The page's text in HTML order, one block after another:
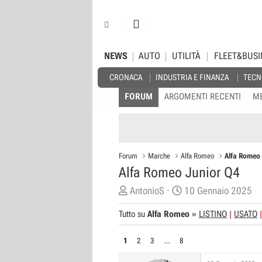
NEWS
CRONACA INDUSTRIA E FINANZA
AUTO UTILITÀ
FORUM ARGOMENTI RECENTI
Forum Marche Alfa Romeo Alfa
Alfa Romeo Junior Q4
C
r
e
AntonioS
D
a
t
10 Gennaio 2025
Tutto su Alfa Romeo » LISTINO USATO
1 2 3 … 8